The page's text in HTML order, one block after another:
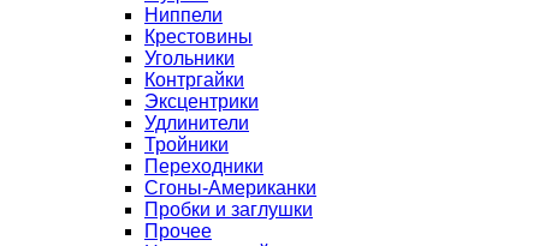
Ниппели
Крестовины
Угольники
Контргайки
Эксцентрики
Удлинители
Тройники
Переходники
Сгоны-Американки
Пробки и заглушки
Прочее